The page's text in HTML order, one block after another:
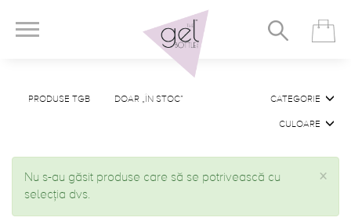
PRODUSE TGB DOAR „ÎN STOC” CATEGORIE
CULOARE
×
Nu s-au găsit produse care să se potrivească cu
selecția dvs.